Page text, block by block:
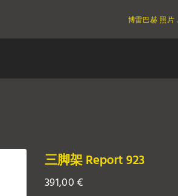
博雷巴赫 照片
三脚架 Report 923
391,00 €